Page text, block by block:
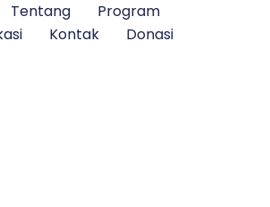
Tentang
Program
Kontak Donasi